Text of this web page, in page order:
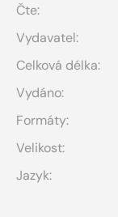
Čte:
Vydavatel:
Celková délka:
Vydáno:
Formáty:
Velikost:
Jazyk: